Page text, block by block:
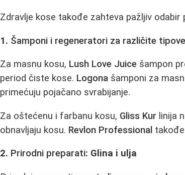
Zdravlje kose takođe zahteva pažljiv odabir
1. Šamponi i regeneratori za različite
Za masnu kosu, Lush Love Juice šampon
period čiste kose. Logona šamponi za
primećuju pojačano svrabijanje.
Za oštećenu i farbanu kosu, Gliss Kur linija
obnavljaju kosu. Revlon Professional
2. Prirodni preparati: Glina i ulja